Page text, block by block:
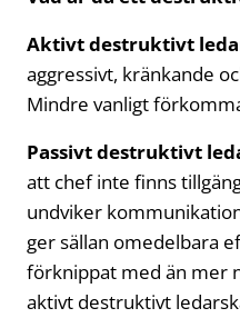
Aktivt destruktivt
aggressivt, kränkande
Mindre vanligt
Passivt destruktivt
att chef inte finns
undviker
ger sällan omedelbara
förknippat med än mer
aktivt destruktivt